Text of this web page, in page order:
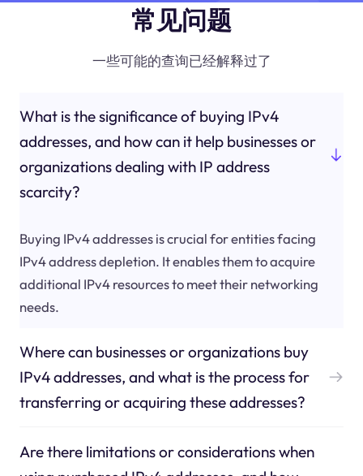
常见问题
一些可能的查询已经解释过了
What is the significance of buying IPv4
addresses, and how can it help businesses or
organizations dealing with IP address
scarcity?
Buying IPv4 addresses is crucial for entities facing
IPv4 address depletion. It enables them to acquire
additional IPv4 resources to meet their networking
needs.
Where can businesses or organizations buy
IPv4 addresses, and what is the process for
transferring or acquiring these addresses?
Are there limitations or considerations when